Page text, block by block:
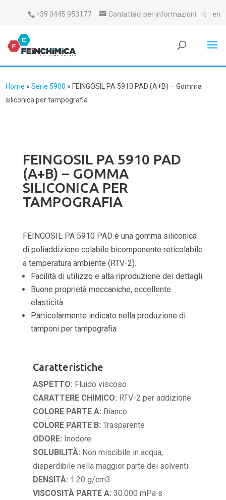
+39 0445 953177 Contattaci per informazioni it en
Home »Serie 5900 » FEINGOSIL PA 5910 PAD (A+B) – Gomma
siliconica per tampografia
FEINGOSIL PA 5910 PAD
(A+B) – GOMMA
SILICONICA PER
TAMPOGRAFIA
FEINGOSIL PA 5910 PAD è una gomma siliconica
di poliaddizione colabile bicomponente reticolabile
a temperatura ambiente (RTV-2).
Facilità di utilizzo e alta riproduzione dei dettagli
Buone proprietà meccaniche, eccellente
elasticità
Particolarmente indicato nella produzione di
tamponi per tampografia
Caratteristiche
ASPETTO: Fluido viscoso
CARATTERE CHIMICO: RTV-2 per addizione
COLORE PARTE A: Bianco
COLORE PARTE B: Trasparente
ODORE: Inodore
SOLUBILITÀ: Non miscibile in acqua,
disperdibile nella maggior parte dei solventi
DENSITÀ: 1.20 g/cm3
VISCOSITÀ PARTE A: 30.000 mPa∙s